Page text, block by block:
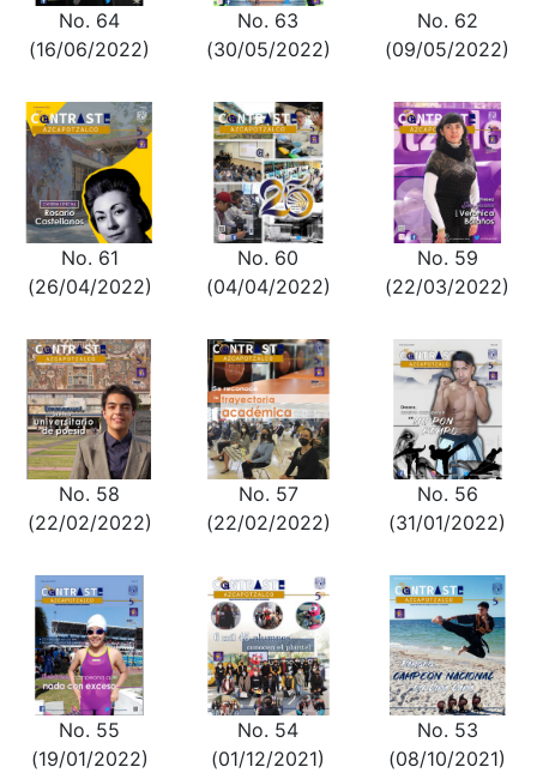
No. 64
(16/06/2022)
No. 63
(30/05/2022)
No. 62
(09/05/2022)
No. 61
(26/04/2022)
No. 60
(04/04/2022)
No. 59
(22/03/2022)
No. 58
(22/02/2022)
No. 57
(22/02/2022)
No. 56
(31/01/2022)
No. 55
(19/01/2022)
No. 54
(01/12/2021)
No. 53
(08/10/2021)